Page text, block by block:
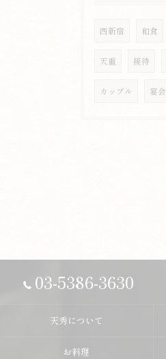
西新宿 和食
天重 接待
カップル 宴会
03-5386-3630
天秀について
お料理